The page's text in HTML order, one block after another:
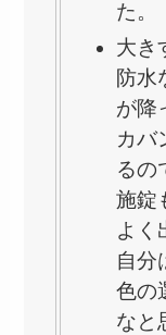
た。
大き
防水
が降
カバ
るの
施錠
よく
自分
色の
なと